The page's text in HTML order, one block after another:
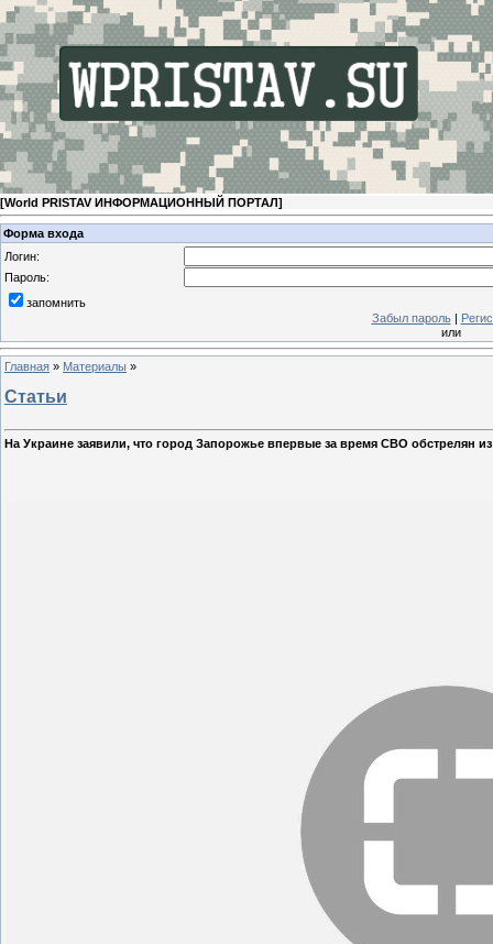
[World PRISTAV ИНФОРМАЦИОННЫЙ ПОРТАЛ]
Форма входа
Логин:
Пароль:
запомнить
Забыл пароль|
или
Главная » Материалы »
Статьи
На Украине заявили, что город Запорожье впервые за время СВО обстрелян